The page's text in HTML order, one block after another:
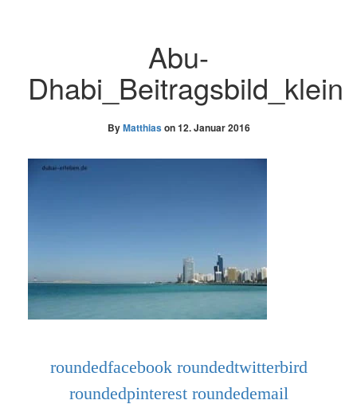
Abu-
Dhabi_Beitragsbild_klein
ByMatthiason12. Januar 2016
roundedfacebook roundedtwitterbird
roundedpinterest roundedemail